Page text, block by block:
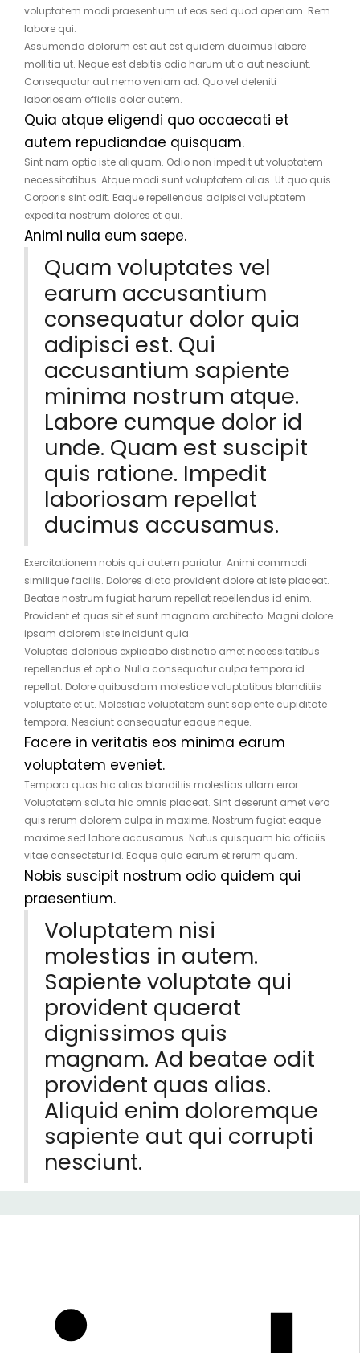
voluptatem modi praesentium ut eos sed quod aperiam. Rem
labore qui.
Assumenda dolorum est aut est quidem ducimus labore
mollitia ut. Neque est debitis odio harum ut a aut nesciunt.
Consequatur aut nemo veniam ad. Quo vel deleniti
laboriosam officiis dolor autem.
Quia atque eligendi quo occaecati et
autem repudiandae quisquam.
Sint nam optio iste aliquam. Odio non impedit ut voluptatem
necessitatibus. Atque modi sunt voluptatem alias. Ut quo quis.
Corporis sint odit. Eaque repellendus adipisci voluptatem
expedita nostrum dolores et qui.
Animi nulla eum saepe.
Quam voluptates vel
earum accusantium
consequatur dolor quia
adipisci est. Qui
accusantium sapiente
minima nostrum atque.
Labore cumque dolor id
unde. Quam est suscipit
quis ratione. Impedit
laboriosam repellat
ducimus accusamus.
Exercitationem nobis qui autem pariatur. Animi commodi
similique facilis. Dolores dicta provident dolore at iste placeat.
Beatae nostrum fugiat harum repellat repellendus id enim.
Provident et quas sit et sunt magnam architecto. Magni dolore
ipsam dolorem iste incidunt quia.
Voluptas doloribus explicabo distinctio amet necessitatibus
repellendus et optio. Nulla consequatur culpa tempora id
repellat. Dolore quibusdam molestiae voluptatibus blanditiis
voluptate et ut. Molestiae voluptatem sunt sapiente cupiditate
tempora. Nesciunt consequatur eaque neque.
Facere in veritatis eos minima earum
voluptatem eveniet.
Tempora quas hic alias blanditiis molestias ullam error.
Voluptatem soluta hic omnis placeat. Sint deserunt amet vero
quis rerum dolorem culpa in maxime. Nostrum fugiat eaque
maxime sed labore accusamus. Natus quisquam hic officiis
vitae consectetur id. Eaque quia earum et rerum quam.
Nobis suscipit nostrum odio quidem qui
praesentium.
Voluptatem nisi
molestias in autem.
Sapiente voluptate qui
provident quaerat
dignissimos quis
magnam. Ad beatae odit
provident quas alias.
Aliquid enim doloremque
sapiente aut qui corrupti
nesciunt.